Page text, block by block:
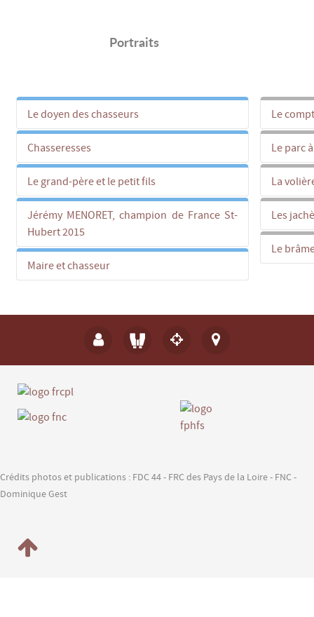
Portraits
Le doyen des chasseurs
Chasseresses
Le grand-père et le petit fils
Jérémy MENORET, champion de France St-
Hubert 2015
Maire et chasseur
Le
Le parc
La
Les
Le
Crédits photos et publications : FDC 44 - FRC des Pays de la Loire - FNC -
Dominique Gest